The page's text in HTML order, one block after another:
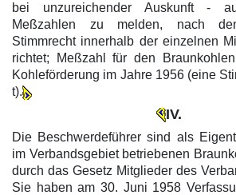
bei unzureichender Auskunft -
Meßzahlen zu melden, nach
Stimmrecht innerhalb der einzelnen
richtet; Meßzahl für den
Kohleförderung im Jahre 1956 (eine
t).
IV.
Die Beschwerdeführer sind als
im Verbandsgebiet betriebenen
durch das Gesetz Mitglieder des
Sie haben am 30. Juni 1958